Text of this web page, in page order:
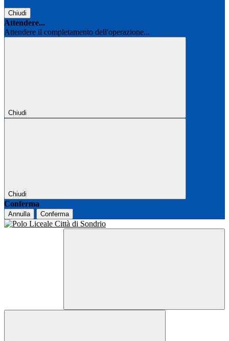
Chiudi
Attendere...
Attendere il completamento dell'operazione...
Chiudi
Chiudi
Conferma
Annulla Conferma